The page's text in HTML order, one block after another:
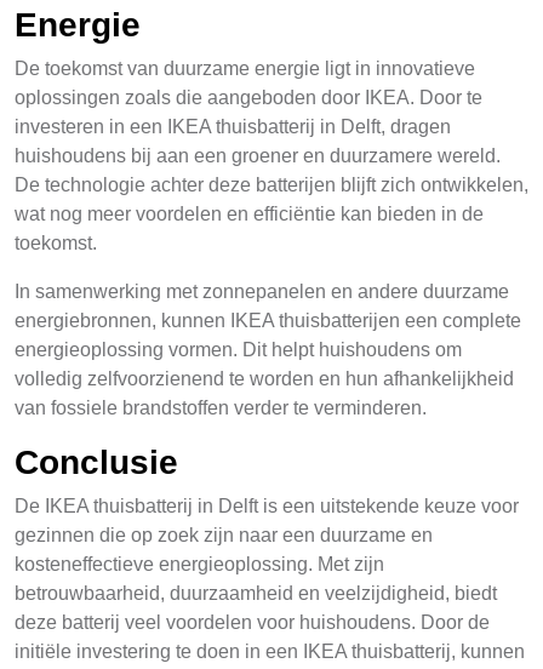
Energie
De toekomst van duurzame energie ligt in innovatieve
oplossingen zoals die aangeboden door IKEA. Door te
investeren in een IKEA thuisbatterij in Delft, dragen
huishoudens bij aan een groener en duurzamere wereld.
De technologie achter deze batterijen blijft zich ontwikkelen,
wat nog meer voordelen en efficiëntie kan bieden in de
toekomst.
In samenwerking met zonnepanelen en andere duurzame
energiebronnen, kunnen IKEA thuisbatterijen een complete
energieoplossing vormen. Dit helpt huishoudens om
volledig zelfvoorzienend te worden en hun afhankelijkheid
van fossiele brandstoffen verder te verminderen.
Conclusie
De IKEA thuisbatterij in Delft is een uitstekende keuze voor
gezinnen die op zoek zijn naar een duurzame en
kosteneffectieve energieoplossing. Met zijn
betrouwbaarheid, duurzaamheid en veelzijdigheid, biedt
deze batterij veel voordelen voor huishoudens. Door de
initiële investering te doen in een IKEA thuisbatterij, kunnen